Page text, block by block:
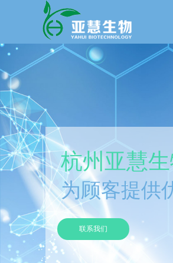
杭州亚慧
为顾客提供
联系我们